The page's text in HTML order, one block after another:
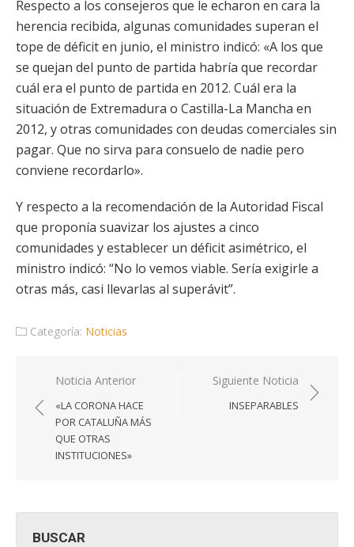
Respecto a los consejeros que le echaron en cara la
herencia recibida, algunas comunidades superan el
tope de déficit en junio, el ministro indicó: «A los que
se quejan del punto de partida habría que recordar
cuál era el punto de partida en 2012. Cuál era la
situación de Extremadura o Castilla-La Mancha en
2012, y otras comunidades con deudas comerciales sin
pagar. Que no sirva para consuelo de nadie pero
conviene recordarlo».
Y respecto a la recomendación de la Autoridad Fiscal
que proponía suavizar los ajustes a cinco
comunidades y establecer un déficit asimétrico, el
ministro indicó: “No lo vemos viable. Sería exigirle a
otras más, casi llevarlas al superávit”.
Categoría: Noticias
Navegación
de
entradas
Noticia Anterior
«LA CORONA HACE
POR CATALUÑA MÁS
QUE OTRAS
INSTITUCIONES»
Siguiente Noticia
INSEPARABLES
BUSCAR